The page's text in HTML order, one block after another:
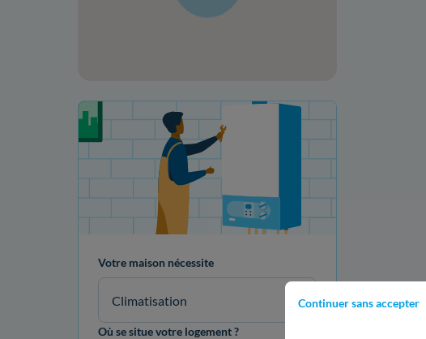
Continuer sans accepter
Votre projet de rénovation
Votre maison nécessite
Climatisation
Où se situe votre logement ?